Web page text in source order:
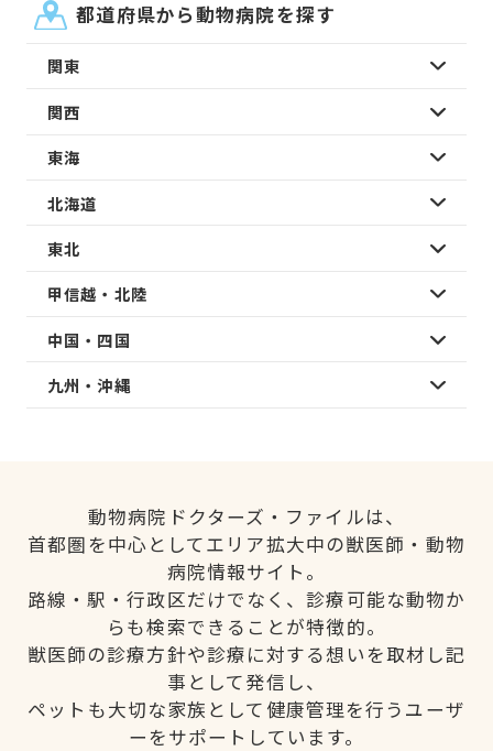
都道府県から動物病院を探す
関東
関西
東海
北海道
東北
甲信越・北陸
中国・四国
九州・沖縄
動物病院ドクターズ・ファイルは、
首都圏を中心としてエリア拡大中の獣医師・動物
病院情報サイト。
路線・駅・行政区だけでなく、診療可能な動物か
らも検索できることが特徴的。
獣医師の診療方針や診療に対する想いを取材し記
事として発信し、
ペットも大切な家族として健康管理を行うユーザ
ーをサポートしています。